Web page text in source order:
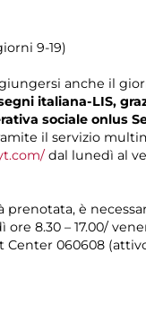
9-19)
anche il
italiana-LIS,
sociale onlus
il servizio
dal lunedì al
prenotata, è
8.30 – 17.00/
060608